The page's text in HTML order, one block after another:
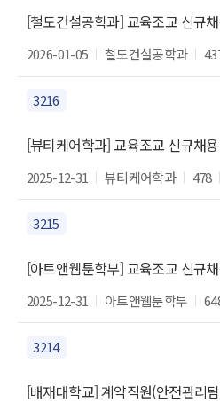
[철도건설공학과] 교육조교 신규
2026-01-05 철도건설공학과
3216
[뷰티케어학과] 교육조교 신규채
2025-12-31 뷰티케어학과 478
3215
[아트앤웹툰학부] 교육조교 신규
2025-12-31 아트앤웹툰학부
3214
[배재대학교] 계약직원(안전관리